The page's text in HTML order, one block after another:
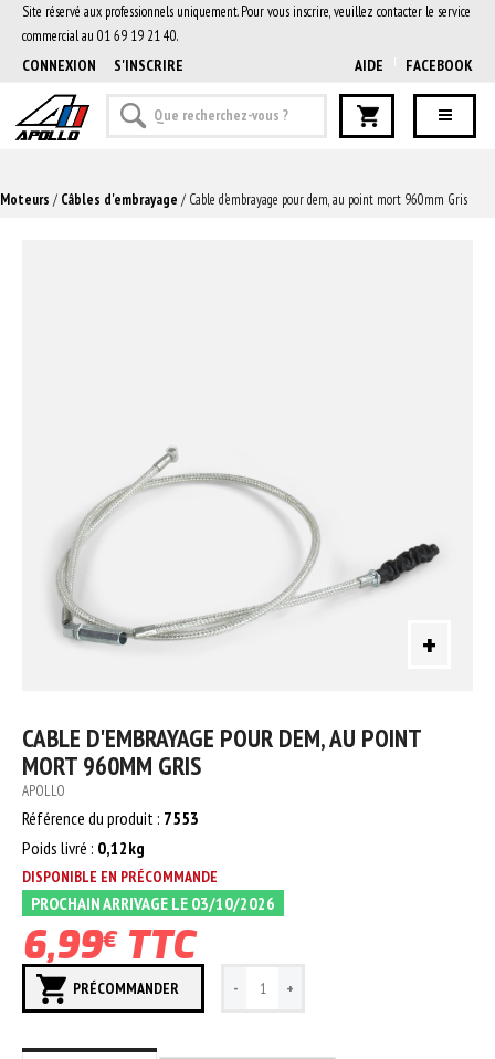
Site réservé aux professionnels uniquement. Pour vous inscrire, veuillez contacter le service
commercial au 01 69 19 21 40.
CONNEXION S'INSCRIRE AIDE FACEBOOK
Moteurs / Câbles d'embrayage / Cable d'embrayage pour dem, au point mort 960mm Gris
+
CABLE D'EMBRAYAGE POUR DEM, AU POINT
MORT 960MM GRIS
APOLLO
Référence du produit : 7553
Poids livré : 0,12kg
DISPONIBLE EN PRÉCOMMANDE
PROCHAIN ARRIVAGE LE 03/10/2026
6,99€TTC
PRÉCOMMANDER